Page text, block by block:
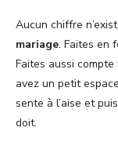
Aucun chiffre
mariage. Faites en
Faites aussi
avez un petit
sente à l’aise et
doit.